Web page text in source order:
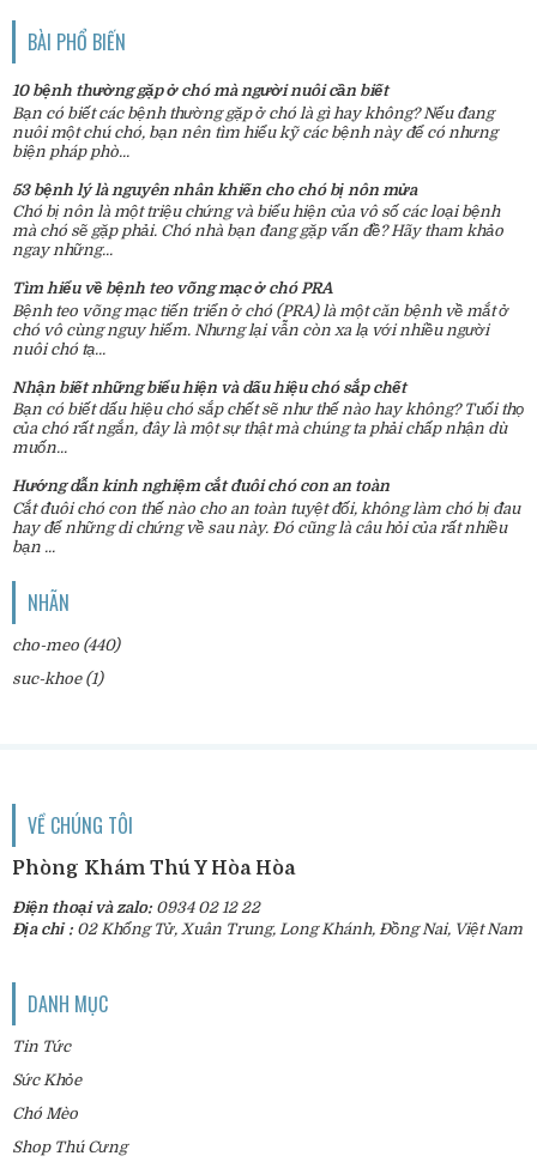
BÀI PHỔ BIẾN
10 bệnh thường gặp ở chó mà người nuôi cần biết
Bạn có biết các bệnh thường gặp ở chó là gì hay không? Nếu đang
nuôi một chú chó, bạn nên tìm hiểu kỹ các bệnh này để có nhưng
biện pháp phò...
53 bệnh lý là nguyên nhân khiến cho chó bị nôn mửa
Chó bị nôn là một triệu chứng và biểu hiện của vô số các loại bệnh
mà chó sẽ gặp phải. Chó nhà bạn đang gặp vấn đề? Hãy tham khảo
ngay những...
Tìm hiểu về bệnh teo võng mạc ở chó PRA
Bệnh teo võng mạc tiến triển ở chó (PRA) là một căn bệnh về mắt ở
chó vô cùng nguy hiểm. Nhưng lại vẫn còn xa lạ với nhiều người
nuôi chó tạ...
Nhận biết những biểu hiện và dấu hiệu chó sắp chết
Bạn có biết dấu hiệu chó sắp chết sẽ như thế nào hay không? Tuổi thọ
của chó rất ngắn, đây là một sự thật mà chúng ta phải chấp nhận dù
muốn...
Hướng dẫn kinh nghiệm cắt đuôi chó con an toàn
Cắt đuôi chó con thế nào cho an toàn tuyệt đối, không làm chó bị đau
hay để những di chứng về sau này. Đó cũng là câu hỏi của rất nhiều
bạn ...
NHÃN
cho-meo (440)
suc-khoe (1)
VỀ CHÚNG TÔI
Phòng Khám Thú Y Hòa Hòa
Điện thoại và zalo: 0934 02 12 22
Địa chỉ : 02 Khổng Tử, Xuân Trung, Long Khánh, Đồng Nai, Việt Nam
DANH MỤC
Tin Tức
Sức Khỏe
Chó Mèo
Shop Thú Cưng